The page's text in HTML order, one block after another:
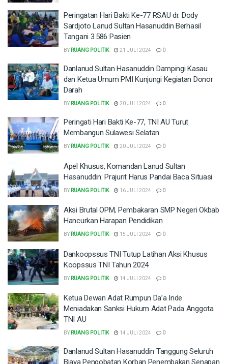
Peringatan Hari Bakti Ke-77 RSAU dr. Dody
Sardjoto Lanud Sultan Hasanuddin Berhasil
Tangani 3.586 Pasien
BY RUANG POLITIK 21 JULI 2024 0
Danlanud Sultan Hasanuddin Dampingi Kasau
dan Ketua Umum PMI Kunjungi Kegiatan Donor
Darah
BY RUANG POLITIK 20 JULI 2024 0
Peringati Hari Bakti Ke-77, TNI AU Turut
Membangun Sulawesi Selatan
BY RUANG POLITIK 20 JULI 2024 0
Apel Khusus, Komandan Lanud Sultan
Hasanuddin: Prajurit Harus Pandai Baca Situasi
BY RUANG POLITIK 16 JULI 2024 0
Aksi Brutal OPM, Pembakaran SMP Negeri Okbab
Hancurkan Harapan Pendidikan
BY RUANG POLITIK 15 JULI 2024 0
Dankoopssus TNI Tutup Latihan Aksi Khusus
Koopssus TNI Tahun 2024
BY RUANG POLITIK 14 JULI 2024 0
Ketua Dewan Adat Rumpun Da’a Inde
Meniadakan Sanksi Hukum Adat Pada Anggota
TNI AU
BY RUANG POLITIK 14 JULI 2024 0
Danlanud Sultan Hasanuddin Tanggung Seluruh
Biaya Pengobatan Korban Penembakan Senapan